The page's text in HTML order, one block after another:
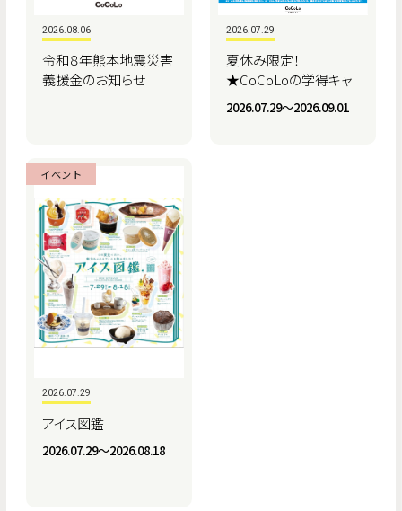
2026.08.06
令和８年熊本地震災害
義援金のお知らせ
2026.07.29
夏休み限定！
★CoCoLoの学得キャ
ンペーン★
2026.07.29〜2026.09.01
イベント
2026.07.29
アイス図鑑
2026.07.29〜2026.08.18